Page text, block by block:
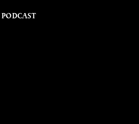
PODCAST